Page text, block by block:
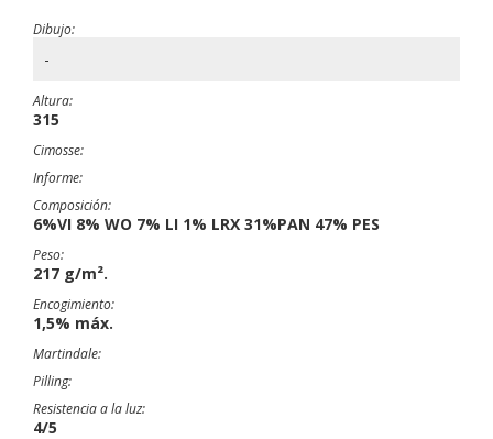
Dibujo:
-
Altura:
315
Cimosse:
Informe:
Composición:
6%VI 8% WO 7% LI 1% LRX 31%PAN 47% PES
Peso:
217 g/m².
Encogimiento:
1,5% máx.
Martindale:
Pilling:
Resistencia a la luz:
4/5